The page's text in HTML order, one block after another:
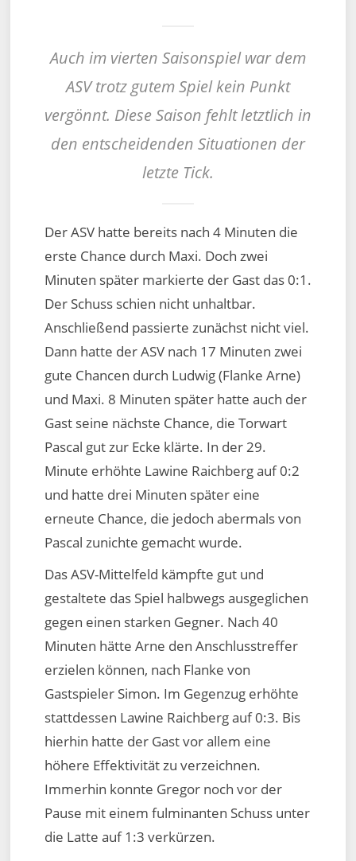
Auch im vierten Saisonspiel war dem
ASV trotz gutem Spiel kein Punkt
vergönnt. Diese Saison fehlt letztlich in
den entscheidenden Situationen der
letzte Tick.
Der ASV hatte bereits nach 4 Minuten die
erste Chance durch Maxi. Doch zwei
Minuten später markierte der Gast das 0:1.
Der Schuss schien nicht unhaltbar.
Anschließend passierte zunächst nicht viel.
Dann hatte der ASV nach 17 Minuten zwei
gute Chancen durch Ludwig (Flanke Arne)
und Maxi. 8 Minuten später hatte auch der
Gast seine nächste Chance, die Torwart
Pascal gut zur Ecke klärte. In der 29.
Minute erhöhte Lawine Raichberg auf 0:2
und hatte drei Minuten später eine
erneute Chance, die jedoch abermals von
Pascal zunichte gemacht wurde.
Das ASV-Mittelfeld kämpfte gut und
gestaltete das Spiel halbwegs ausgeglichen
gegen einen starken Gegner. Nach 40
Minuten hätte Arne den Anschlusstreffer
erzielen können, nach Flanke von
Gastspieler Simon. Im Gegenzug erhöhte
stattdessen Lawine Raichberg auf 0:3. Bis
hierhin hatte der Gast vor allem eine
höhere Effektivität zu verzeichnen.
Immerhin konnte Gregor noch vor der
Pause mit einem fulminanten Schuss unter
die Latte auf 1:3 verkürzen.